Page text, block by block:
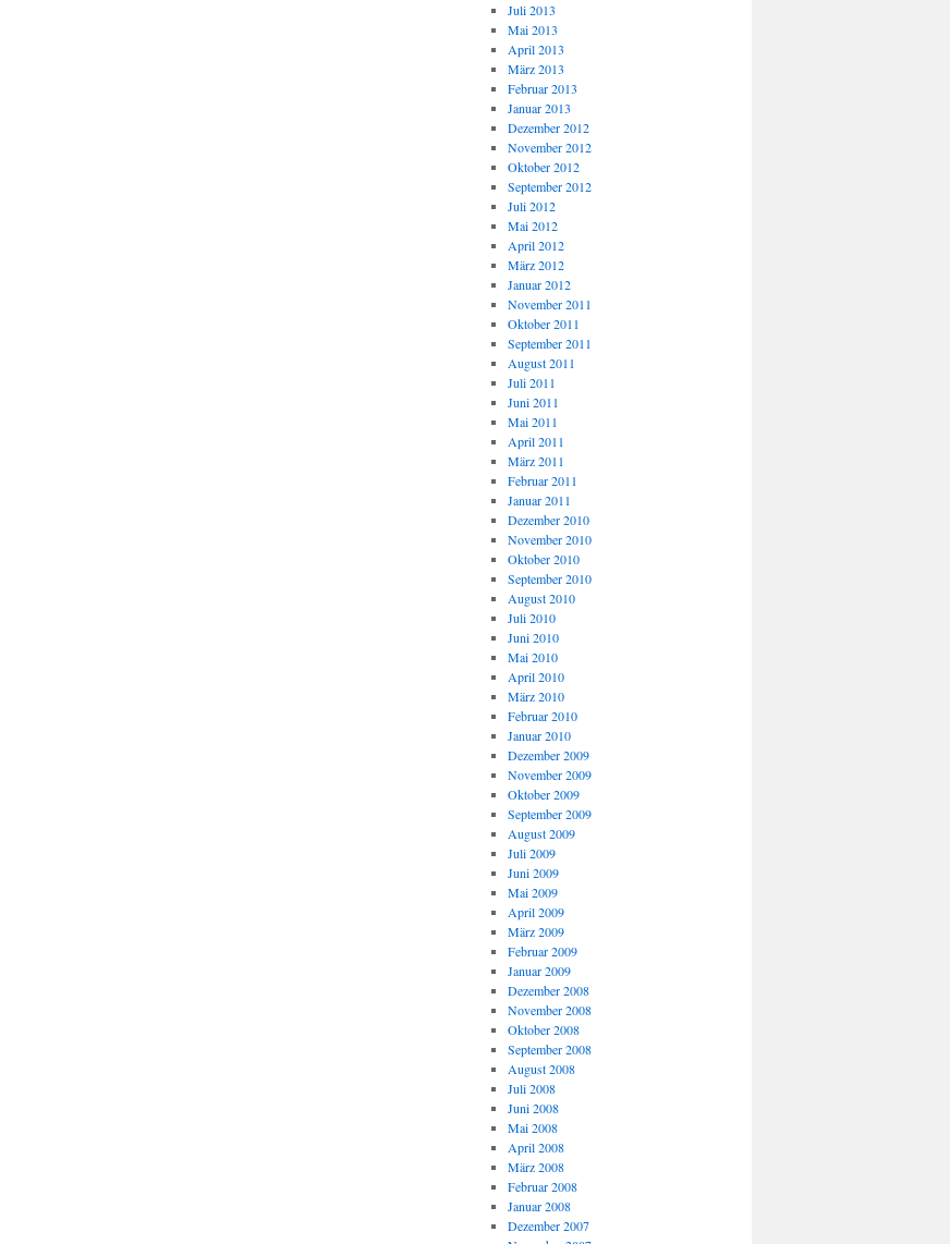
Juli 2013
Mai 2013
April 2013
März 2013
Februar 2013
Januar 2013
Dezember 2012
November 2012
Oktober 2012
September 2012
Juli 2012
Mai 2012
April 2012
März 2012
Januar 2012
November 2011
Oktober 2011
September 2011
August 2011
Juli 2011
Juni 2011
Mai 2011
April 2011
März 2011
Februar 2011
Januar 2011
Dezember 2010
November 2010
Oktober 2010
September 2010
August 2010
Juli 2010
Juni 2010
Mai 2010
April 2010
März 2010
Februar 2010
Januar 2010
Dezember 2009
November 2009
Oktober 2009
September 2009
August 2009
Juli 2009
Juni 2009
Mai 2009
April 2009
März 2009
Februar 2009
Januar 2009
Dezember 2008
November 2008
Oktober 2008
September 2008
August 2008
Juli 2008
Juni 2008
Mai 2008
April 2008
März 2008
Februar 2008
Januar 2008
Dezember 2007